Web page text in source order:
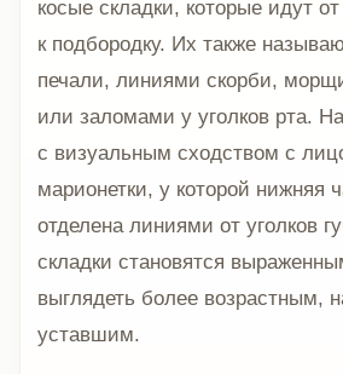
косые складки, которые идут от
к подбородку. Их также
печали, линиями скорби,
или заломами у уголков рта.
с визуальным сходством с
марионетки, у которой нижняя
отделена линиями от уголков
складки становятся
выглядеть более возрастным,
уставшим.